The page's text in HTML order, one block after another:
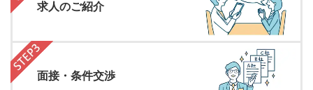
求人のご紹介
面接・条件交渉